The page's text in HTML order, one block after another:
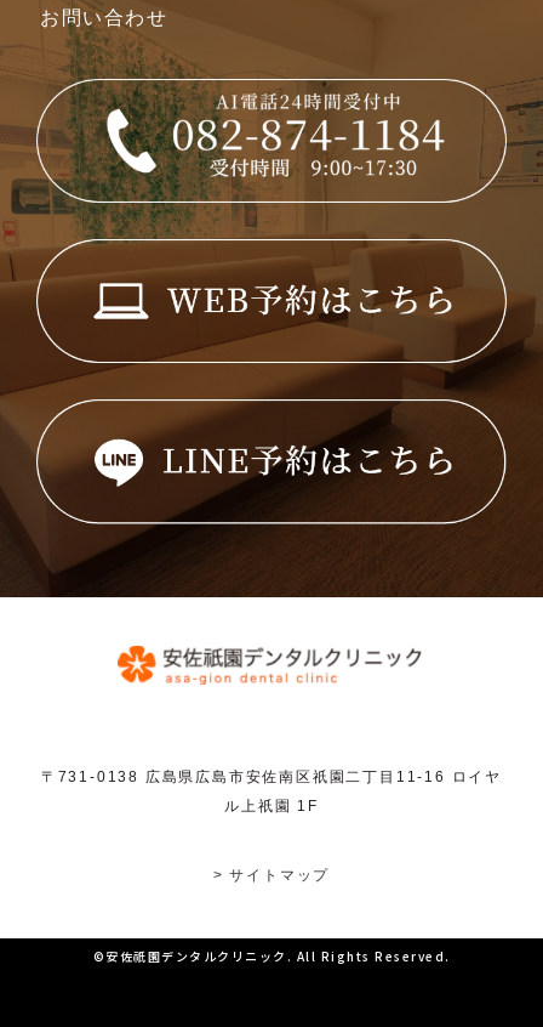
お問い合わせ
〒731-0138 広島県広島市安佐南区祇園二丁目11-16 ロイヤ
ル上祇園 1F
> サイトマップ
©安佐祇園デンタルクリニック. All Rights Reserved.